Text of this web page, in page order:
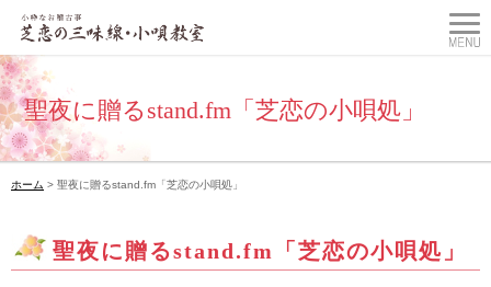
聖夜に贈るstand.fm「芝恋の小唄処」
ホーム > 聖夜に贈るstand.fm「芝恋の小唄処」
聖夜に贈るstand.fm「芝恋の小唄処」